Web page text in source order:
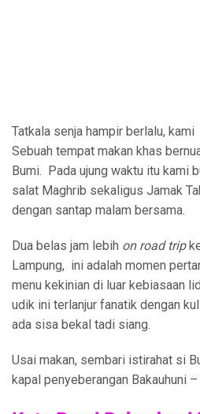
Tatkala senja hampir berlalu,
Sebuah tempat makan khas
Bumi. Pada ujung waktu itu kami
salat Maghrib sekaligus Jamak
dengan santap malam bersama.
Dua belas jam lebih on road trip
Lampung, ini adalah momen
menu kekinian di luar kebiasaan
udik ini terlanjur fanatik dengan
ada sisa bekal tadi siang.
Usai makan, sembari istirahat si
kapal penyeberangan Bakauhuni